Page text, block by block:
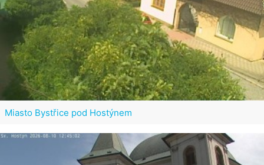
Miasto Bystřice pod Hostýnem